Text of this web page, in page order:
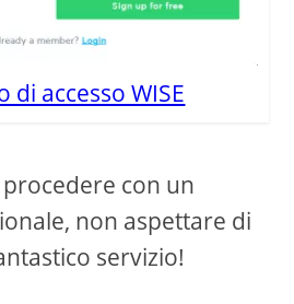
di accesso WISE
con un
non aspettare di
servizio!